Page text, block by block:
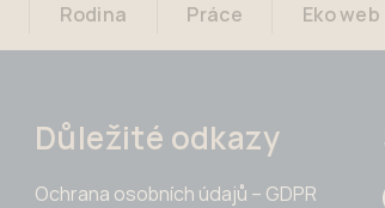
Rodina Práce Eko web
Důležité odkazy
Ochrana osobních údajů – GDPR